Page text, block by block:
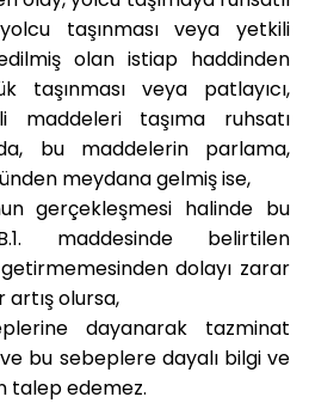
taşınması veya yetkili
olan istiap haddinden
veya patlayıcı,
maddeleri taşıma ruhsatı
bu maddelerin parlama,
meydana gelmiş ise,
gerçekleşmesi halinde bu
maddesinde belirtilen
dolayı zarar
artış olursa,
dayanarak tazminat
bu sebeplere dayalı bilgi ve
talep edemez.